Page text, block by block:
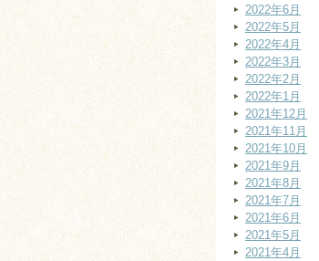
2022年6月
2022年5月
2022年4月
2022年3月
2022年2月
2022年1月
2021年12月
2021年11月
2021年10月
2021年9月
2021年8月
2021年7月
2021年6月
2021年5月
2021年4月